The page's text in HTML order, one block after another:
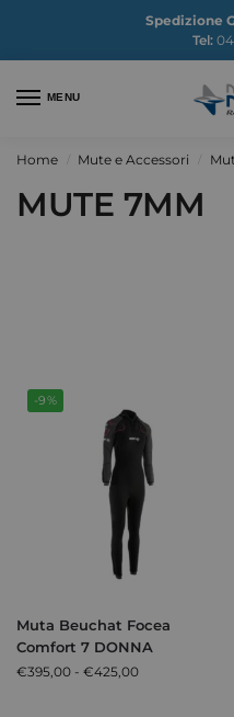
Spedizione
Tel:
MENU
Home Mute e Accessori
MUTE 7MM
-9%
Muta Beuchat Focea
Comfort 7 DONNA
€395,00 - €425,00